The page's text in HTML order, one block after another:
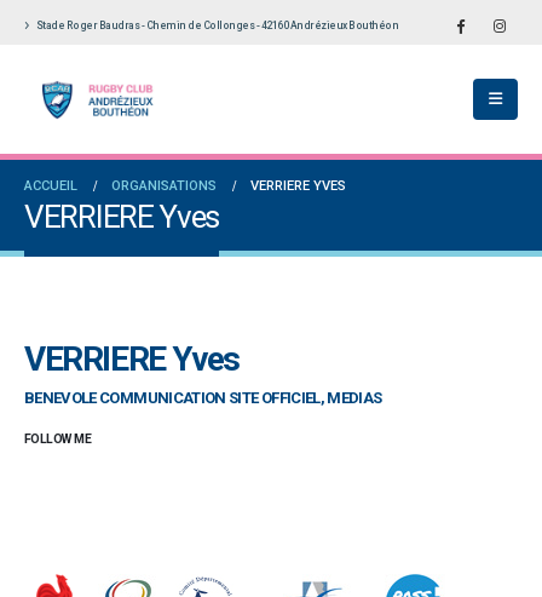
Stade Roger Baudras - Chemin de Collonges - 42160 Andrézieux Bouthéon
ACCUEIL ORGANISATIONS VERRIERE YVES
VERRIERE Yves
VERRIERE Yves
BENEVOLE COMMUNICATION SITE OFFICIEL, MEDIAS
FOLLOW ME